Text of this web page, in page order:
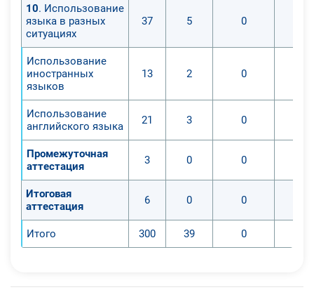
10. Использование
языка в разных
ситуациях
37 5 0
Использование
иностранных
языков
13 2 0
Использование
английского языка
21 3 0
Промежуточная
аттестация
3 0 0
Итоговая
аттестация
6 0 0
Итого 300 39 0